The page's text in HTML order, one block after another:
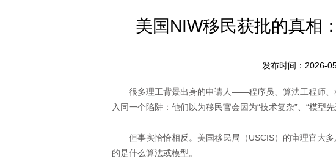
美国NIW移民获批的真相
发布时间：2026-
很多理工背景出身的申请人——程序员、算法工程师
入同一个陷阱：他们以为移民官会因为“技术复杂”、“模型先
但事实恰恰相反。美国移民局（USCIS）的审理官大多
的是什么算法或模型。